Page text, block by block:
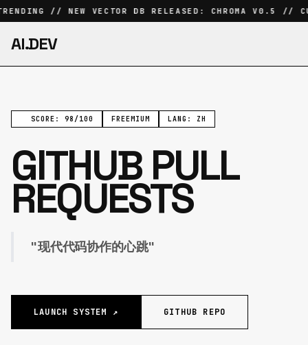
// NEW VECTOR DB RELEASED: CHROMA V0.5
AI.DEV
SCORE: 98/100 FREEMIUM LANG: ZH
GITHUB PULL
REQUESTS
"现代代码协作的心跳"
LAUNCH SYSTEM ↗ GITHUB REPO